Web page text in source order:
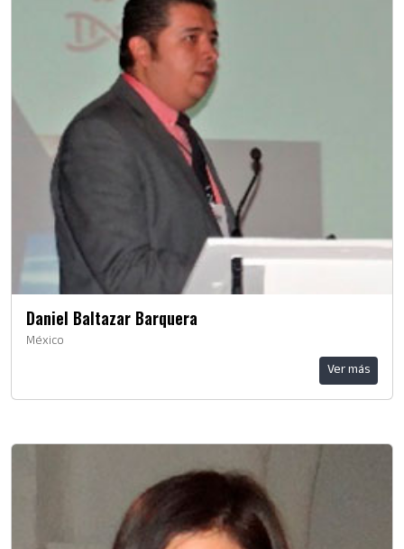
Daniel Baltazar Barquera
México
Ver más